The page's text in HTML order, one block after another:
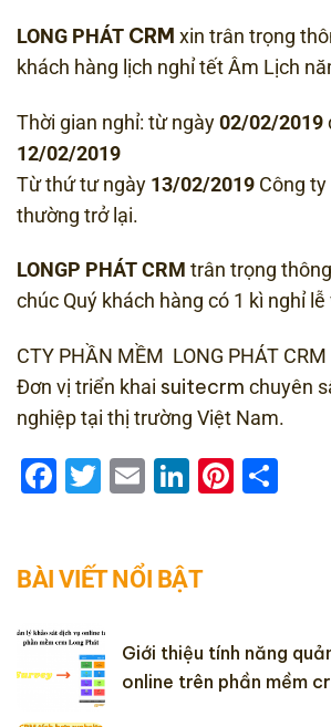
LONG PHÁT CRM xin trân trọng
khách hàng lịch nghỉ tết Âm Lịch
Thời gian nghỉ: từ ngày02/02/2019
12/02/2019
Từ thứ tư ngày 13/02/2019 Công
thường trở lại.
LONGP PHÁT CRM trân trọng
chúc Quý khách hàng có 1 kì nghỉ
CTY PHẦN MỀM LONG PHÁT
Đơn vị triển khai suitecrm chuyên
nghiệp tại thị trường Việt Nam.
Facebook
Twitter
EmailLinkedIn
BÀI VIẾT NỔI BẬT
Giới thiệu tính năng
online trên phần mềm